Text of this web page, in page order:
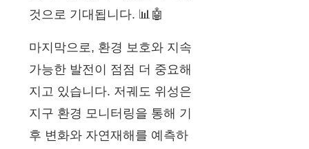
것으로 기대됩니다. 📊🤖
마지막으로, 환경 보호와 지속
가능한 발전이 점점 더 중요해
지고 있습니다. 저궤도 위성은
지구 환경 모니터링을 통해 기
후 변화와 자연재해를 예측하